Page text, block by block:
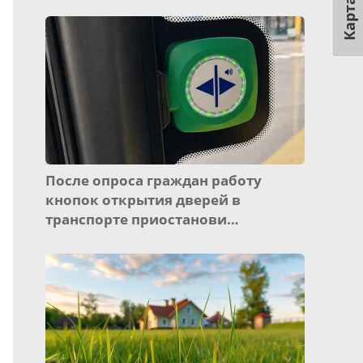
После опроса граждан работу
кнопок открытия дверей в
транспорте приостанови…
Карта